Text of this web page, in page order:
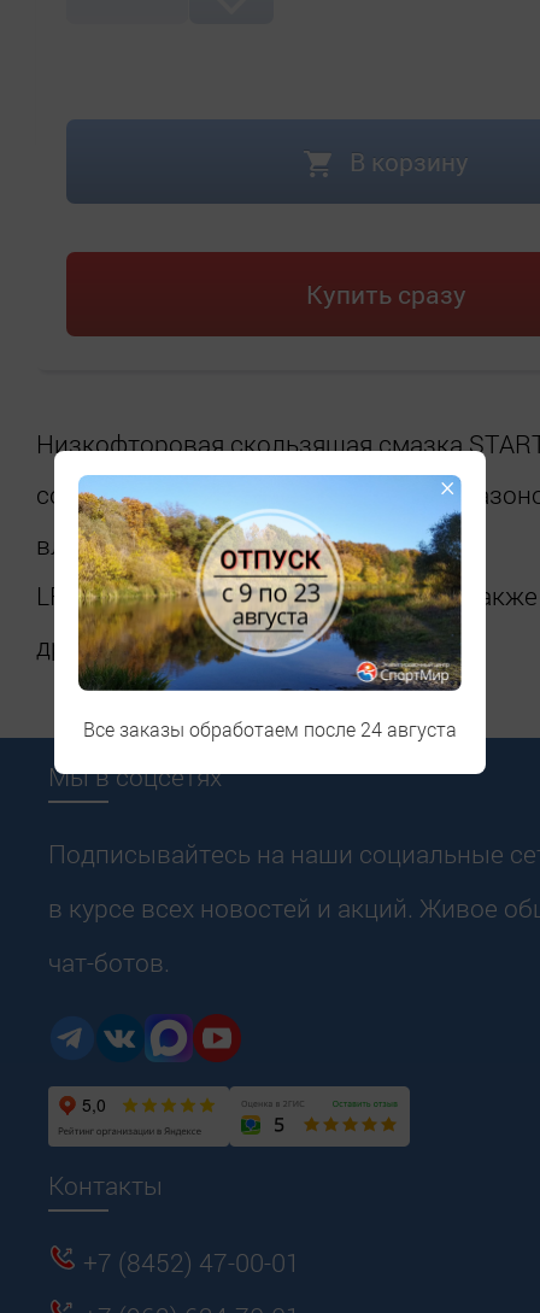
В корзину
Купить сразу
Низкофторовая скользящая смазка
соответствии с температурным
влажности воздуха менее 55%.
LF-фторовые парафины применяют также
другие фторовые мази.
Мы в соцсетях
Подписывайтесь на наши социальные
в курсе всех новостей и акций. Живое
чат-ботов.
Контакты
+7 (8452) 47-00-01
×
Все заказы обработаем после 24 августа